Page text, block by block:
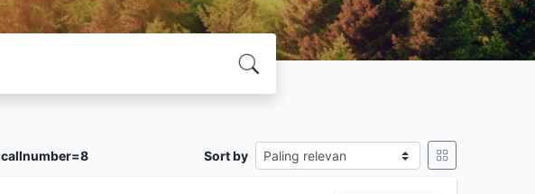
callnumber=8 Sort by